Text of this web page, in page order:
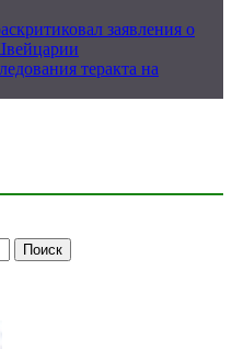
заявления о
теракта на